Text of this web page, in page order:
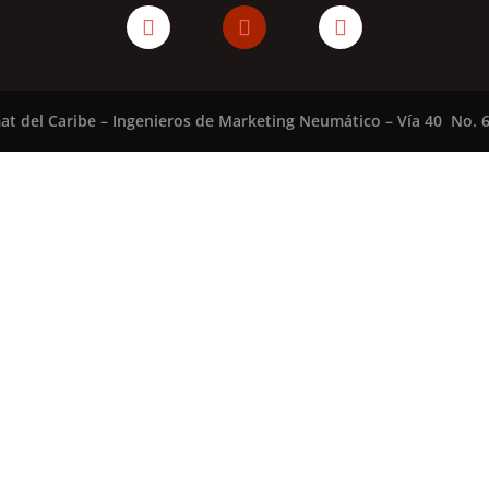
del Caribe – Ingenieros de Marketing Neumático – Vía 40 No.